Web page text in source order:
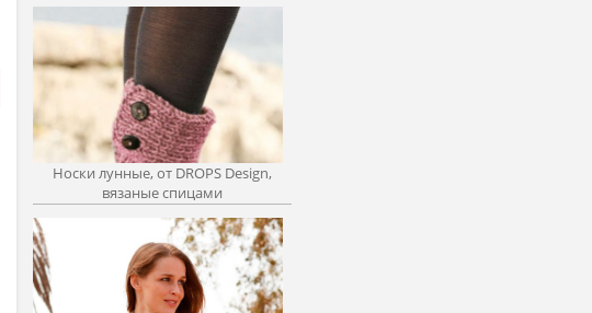
Носки лунные, от DROPS Design,
вязаные спицами